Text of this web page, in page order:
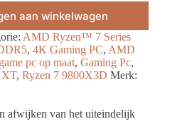
aan winkelwagen
AMD Ryzen™ 7 Series
, 4K Gaming PC, AMD
game pc op maat, Gaming Pc,
XT, Ryzen 7 9800X3D Merk:
afwijken van het uiteindelijk